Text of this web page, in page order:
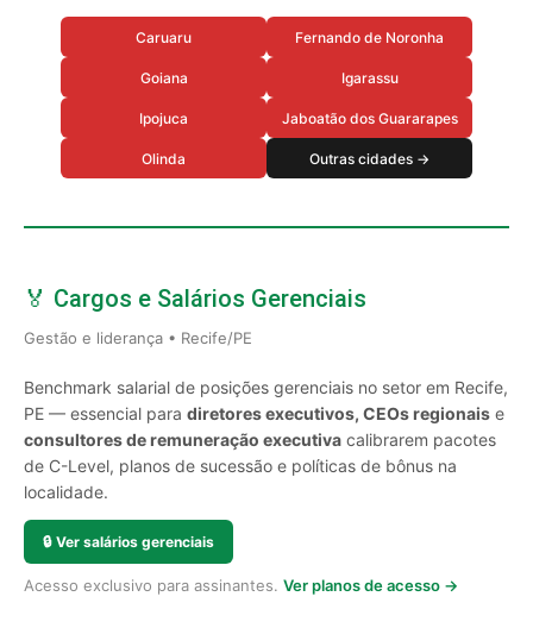
Caruaru Fernando de Noronha
Goiana Igarassu
Ipojuca Jaboatão dos Guararapes
Olinda Outras cidades →
🏅 Cargos e Salários Gerenciais
Gestão e liderança • Recife/PE
Benchmark salarial de posições gerenciais no setor em Recife,
PE — essencial para diretores executivos, CEOs regionais e
consultores de remuneração executiva calibrarem pacotes
de C-Level, planos de sucessão e políticas de bônus na
localidade.
🔒 Ver salários gerenciais
Acesso exclusivo para assinantes. Ver planos de acesso →